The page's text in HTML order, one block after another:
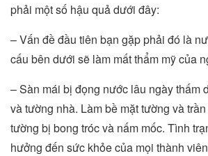
phải một số hậu quả dưới đây:
– Vấn đề đầu tiên bạn gặp phải đó là
cấu bên dưới sẽ làm mất thẩm mỹ của
– Sàn mái bị đọng nước lâu ngày thấm
và tường nhà. Làm bề mặt tường và
tường bị bong tróc và nấm mốc. Tình
hưởng đến sức khỏe của mọi thành